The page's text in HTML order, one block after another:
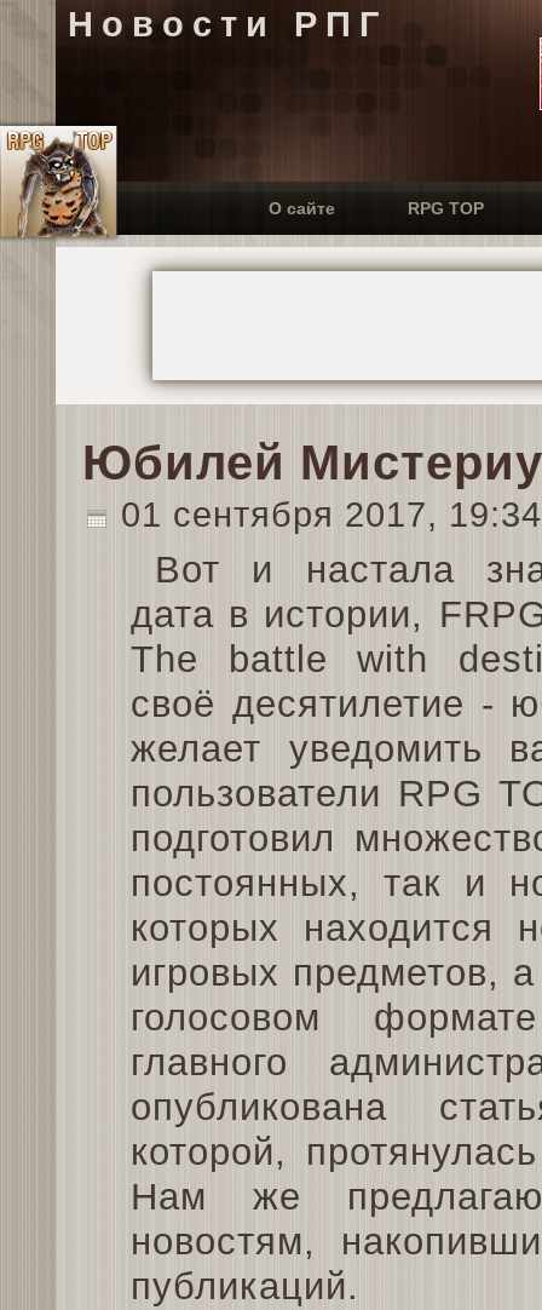
Новости РПГ
О сайте RPG TOP
Юбилей
01 сентября 2017,
Вот и настала
дата в истории,
The battle with
своё десятилетие -
желает уведомить
пользователи RPG
подготовил
постоянных, так и
которых находится
игровых предметов,
голосовом
главного
опубликована
которой,
Нам же
новостям,
публикаций.